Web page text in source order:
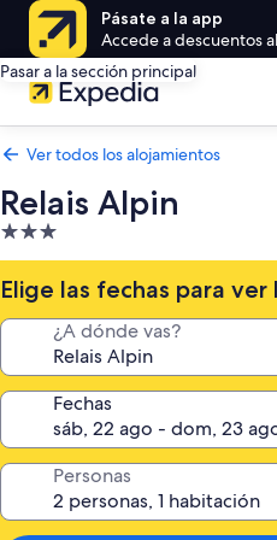
Pásate a la app
Accede a descuentos
Pasar a la sección principal
Ver todos los alojamientos
Relais Alpin
Alojamiento
de
3.0 estrellas
Elige las fechas para ver
¿A dónde vas?
Fechas
Personas